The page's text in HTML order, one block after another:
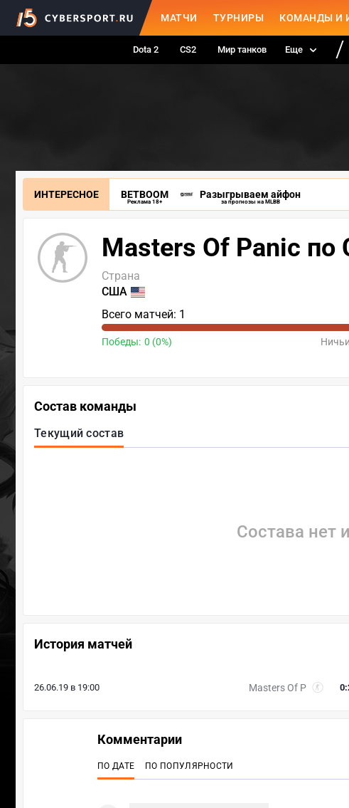
МАТЧИ ТУРНИРЫ КОМАНДЫ И
Dota 2 CS2 Мир танков Еще
ИНТЕРЕСНОЕ BETBOOM
Реклама 18+
Разыгрываем айфон
за прогнозы на MLBB
Masters Of Panic по
Страна
США
Всего матчей: 1
Победы: 0 (0%)
Состав команды
Текущий состав
Состава нет
История матчей
26.06.19 в 19:00 Masters Of P 0:
Комментарии
ПО ДАТЕ ПО ПОПУЛЯРНОСТИ